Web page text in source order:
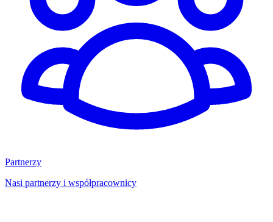
Partnerzy
Nasi partnerzy i współpracownicy